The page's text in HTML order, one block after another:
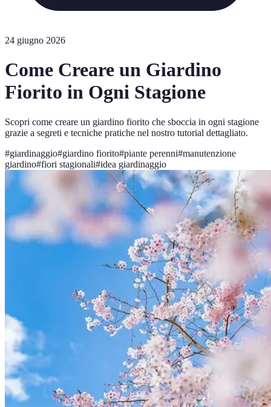
24 giugno 2026
Come Creare un Giardino
Fiorito in Ogni Stagione
Scopri come creare un giardino fiorito che sboccia in ogni stagione
grazie a segreti e tecniche pratiche nel nostro tutorial dettagliato.
#giardinaggio#giardino fiorito#piante perenni#manutenzione
giardino#fiori stagionali#idea giardinaggio